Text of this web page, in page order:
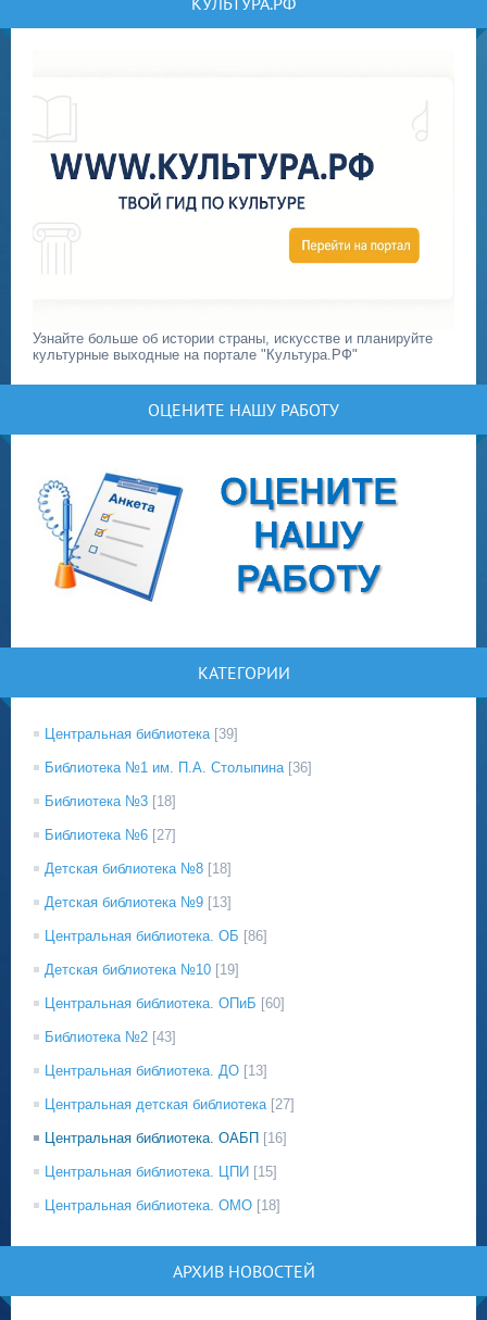
Узнайте больше об истории страны, искусстве и планируйте
культурные выходные на портале "Культура.РФ"
ОЦЕНИТЕ НАШУ РАБОТУ
КАТЕГОРИИ
Центральная библиотека [39]
Библиотека №1 им. П.А. Столыпина [36]
Библиотека №3 [18]
Библиотека №6 [27]
Детская библиотека №8 [18]
Детская библиотека №9 [13]
Центральная библиотека. ОБ [86]
Детская библиотека №10 [19]
Центральная библиотека. ОПиБ [60]
Библиотека №2 [43]
Центральная библиотека. ДО [13]
Центральная детская библиотека [27]
Центральная библиотека. ОАБП [16]
Центральная библиотека. ЦПИ [15]
Центральная библиотека. ОМО [18]
АРХИВ НОВОСТЕЙ